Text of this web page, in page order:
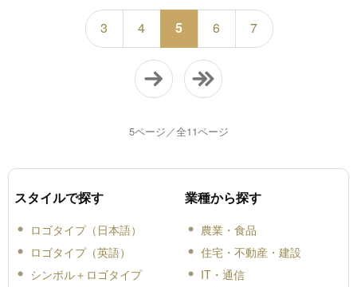
3 4 5 6 7
5ページ／全11ページ
スタイルで探す
ロゴタイプ（日本語）
ロゴタイプ（英語）
シンボル＋ロゴタイプ
業種から探す
農業・食品
住宅・不動産・建設
IT・通信